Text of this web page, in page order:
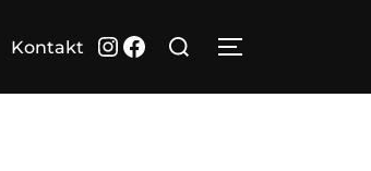
Kontakt Instagram
Facebook
Suchen